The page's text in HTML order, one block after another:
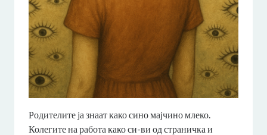
Родителите ја знаат како сино мајчино млеко.
Колегите на работа како си-ви од страничка и